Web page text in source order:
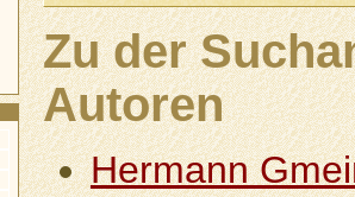
Zu der
Autoren
Hermann